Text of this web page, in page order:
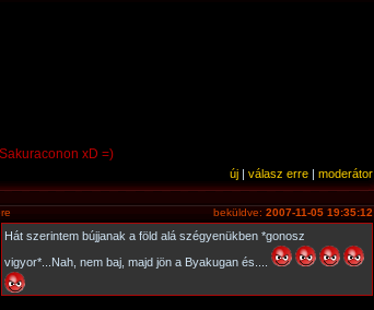
xD =)
új | válasz erre | moderátor
beküldve: 2007-11-05 19:35:12
Hát szerintem bújjanak a föld alá szégyenükben *gonosz
vigyor*...Nah, nem baj, majd jön a Byakugan és....